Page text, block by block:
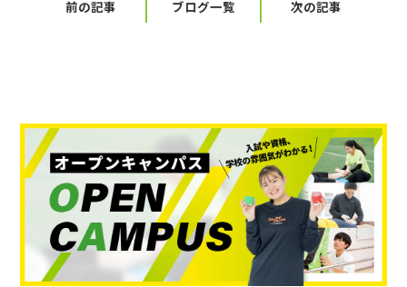
前の記事 ブログ一覧 次の記事